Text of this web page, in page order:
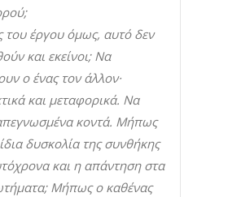
του έργου όμως, αυτό δεν
και εκείνοι; Να
ο ένας τον άλλον·
και μεταφορικά. Να
κοντά. Μήπως
δυσκολία της συνθήκης
και η απάντηση στα
Μήπως ο καθένας